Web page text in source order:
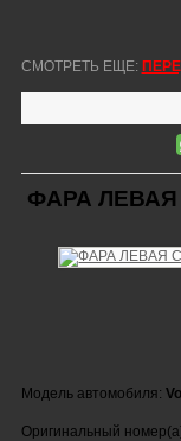
СМОТРЕТЬ ЕЩЕ:
ФАРА
Модель автомобиля:
Оригинальный